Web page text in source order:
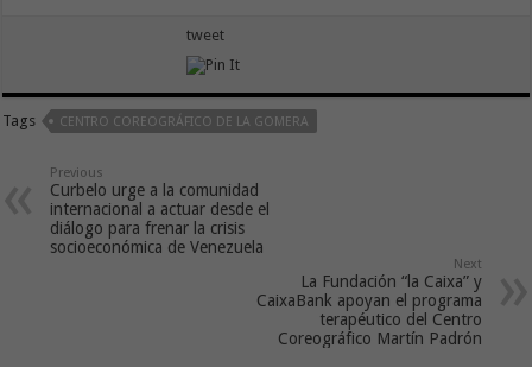
tweet
Tags CENTRO COREOGRÁFICO DE LA GOMERA
Previous
Curbelo urge a la comunidad
internacional a actuar desde el
diálogo para frenar la crisis
socioeconómica de Venezuela
Next
La Fundación “la Caixa” y
CaixaBank apoyan el programa
terapéutico del Centro
Coreográfico Martín Padrón